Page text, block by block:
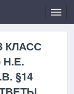
КЛАСС
Н.Е.
§14